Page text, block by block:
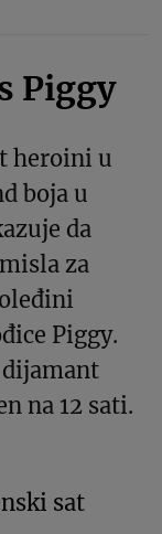
Piggy
heroini u
boja u
da
za
Piggy.
na 12 sati.